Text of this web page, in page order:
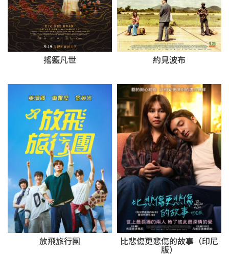
搖籃凡世 約見波布
放飛旅行團 比悲傷更悲傷的故事（印尼
版）